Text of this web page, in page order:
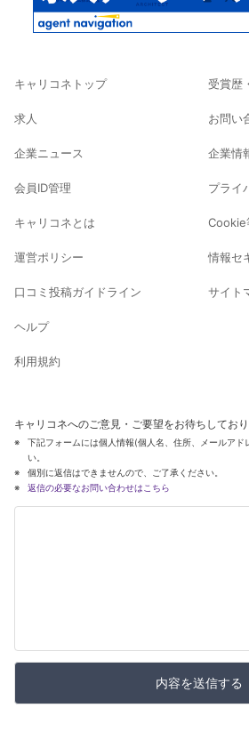
キャリコネトップ
求人
企業ニュース
会員ID管理
キャリコネとは
運営ポリシー
口コミ投稿ガイドライン
ヘルプ
利用規約
受賞歴
お問い
企業情
プライ
Cookie
情報セ
サイト
キャリコネへのご意見・ご要望をお待ちしており
下記フォームには個人情報(個人名、住所、メールアド
い。
個別に返信はできませんので、ご了承ください。
返信の必要なお問い合わせはこちら
内容を送信する